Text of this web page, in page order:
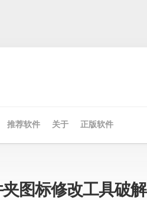
推荐软件 关于 正版软件
图标修改工具破解